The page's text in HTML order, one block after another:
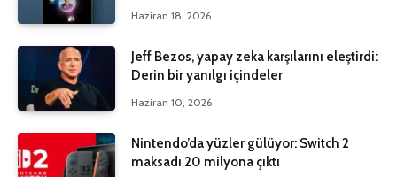
Haziran 18, 2026
Jeff Bezos, yapay zeka karşılarını eleştirdi:
Derin bir yanılgı içindeler
Haziran 10, 2026
Nintendo’da yüzler gülüyor: Switch 2
maksadı 20 milyona çıktı